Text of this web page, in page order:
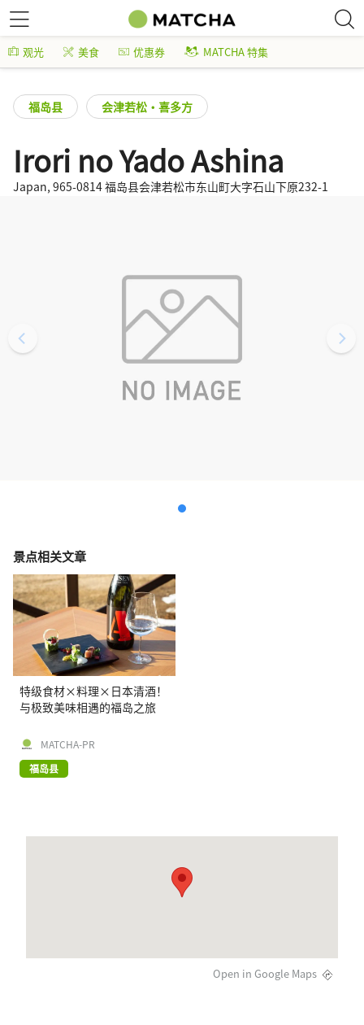
观光 美食 优惠券 MATCHA 特集
福岛县 会津若松・喜多方
Irori no Yado Ashina
Japan, 965-0814 福岛县会津若松市东山町大字石山下原232-1
景点相关文章
特级食材×料理×日本清酒！
与极致美味相遇的福岛之旅
MATCHA-PR
福岛县
Open in Google Maps